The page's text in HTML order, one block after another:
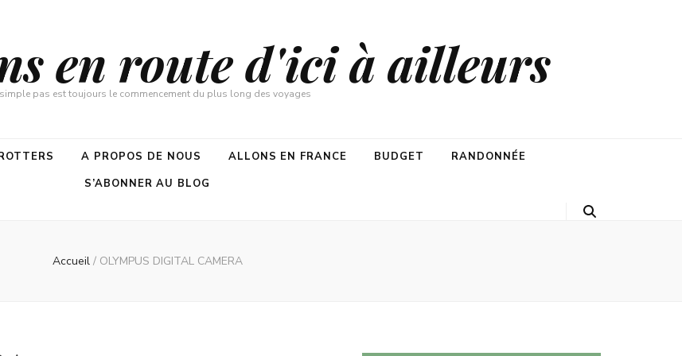
en route d'ici à ailleurs
pas est toujours le commencement du plus long des voyages
A PROPOS DE NOUS ALLONS EN FRANCE BUDGET
RANDONNÉE
S’ABONNER AU BLOG
Accueil / OLYMPUS DIGITAL CAMERA